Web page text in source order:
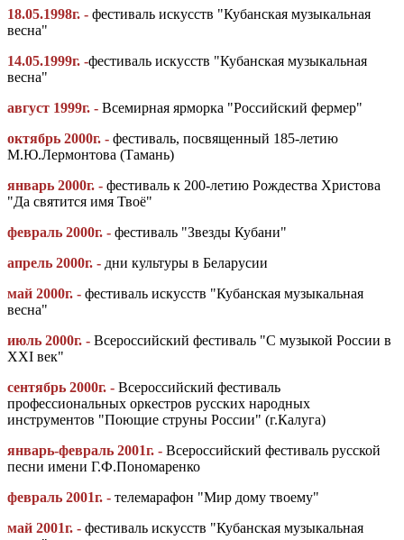
18.05.1998г. - фестиваль искусств "Кубанская музыкальная
весна"
14.05.1999г. -фестиваль искусств "Кубанская музыкальная
весна"
август 1999г. - Всемирная ярморка "Российский фермер"
октябрь 2000г. - фестиваль, посвященный 185-летию
М.Ю.Лермонтова (Тамань)
январь 2000г. - фестиваль к 200-летию Рождества Христова
"Да святится имя Твоё"
февраль 2000г. - фестиваль "Звезды Кубани"
апрель 2000г. - дни культуры в Беларусии
май 2000г. - фестиваль искусств "Кубанская музыкальная
весна"
июль 2000г. - Всероссийский фестиваль "С музыкой России в
XXI век"
сентябрь 2000г. - Всероссийский фестиваль
профессиональных оркестров русских народных
инструментов "Поющие струны России" (г.Калуга)
январь-февраль 2001г. - Всероссийский фестиваль русской
песни имени Г.Ф.Пономаренко
февраль 2001г. - телемарафон "Мир дому твоему"
май 2001г. - фестиваль искусств "Кубанская музыкальная